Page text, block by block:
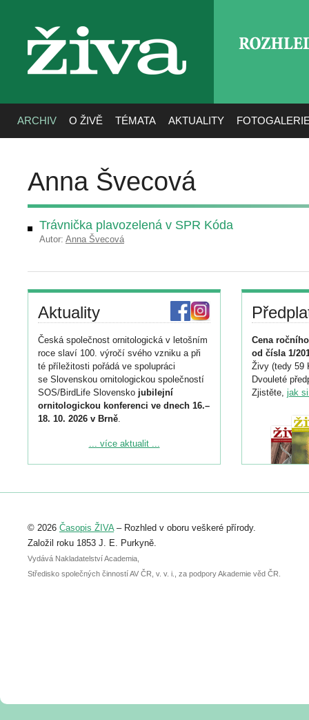
živa
ARCHIV O ŽIVĚ TÉMATA AKTUALITY
Anna Švecová
Trávnička plavozelená v SPR Kóda
Autor: Anna Švecová
Aktuality
Česká společnost ornitologická v letošním
roce slaví 100. výročí svého vzniku a při
té příležitosti pořádá ve spolupráci
se Slovenskou ornitologickou společností
SOS/BirdLife Slovensko jubilejní
ornitologickou konferenci ve dnech 16.–
18. 10. 2026 v Brně.
Podrobnější informace ke konferenci
Registrovat se můžete do 6. září.
abstraktu přihlášené přednášky nebo
posteru je už 30. června.
... více aktualit ...
Cena
od čísla 1/
Živy (tedy 59
Dvouleté
Zjistěte, jak
© 2026 Časopis ŽIVA– Rozhled v oboru veškeré přírody.
Založil roku 1853 J. E. Purkyně.
Vydává Nakladatelství Academia,
Středisko společných činností AV ČR, v. v. i., za podpory Akademie věd ČR.